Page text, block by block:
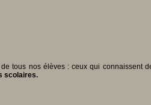
tous nos élèves : ceux qui connaissent
scolaires.